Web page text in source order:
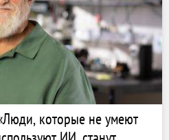
которые не умеют